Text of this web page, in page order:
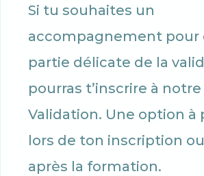
Si tu souhaites un
accompagnement pour
partie délicate de la
pourras t’inscrire à
Validation. Une option à
lors de ton inscription
après la formation.